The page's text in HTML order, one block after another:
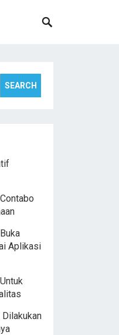
Aplikasi